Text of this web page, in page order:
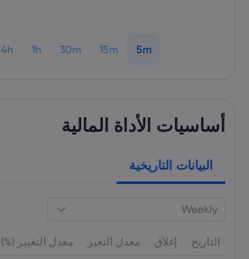
5m
15m
30m
1h
4h
أساسيات الأداة المالية
البيانات التاريخية
Weekly
التاريخ إغلاق معدل التغير معدل التغيير (%)